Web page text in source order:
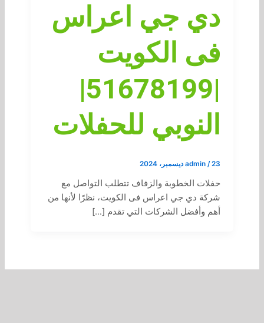
دي جي اعراس
فى الكويت
|51678199|
النوبي للحفلات
admin /23 ديسمبر، 2024
حفلات الخطوبة والزفاف تتطلب التواصل مع
شركة دي جي اعراس فى الكويت، نظرًا لأنها من
أهم وأفضل الشركات التي تقدم […]